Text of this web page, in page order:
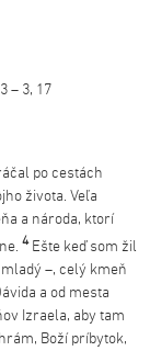
– 3, 17
po cestách
života. Veľa
a národa, ktorí
4 Ešte keď som žil
–, celý kmeň
a od mesta
Izraela, aby tam
Boží príbytok,